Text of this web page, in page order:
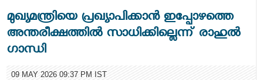
മുഖ്യമന്ത്രിയെ പ്രഖ്യാപിക്കാന്‍ ഇപ്പോഴത്തെ
അന്തരീക്ഷത്തില്‍ സാധിക്കില്ലെന്ന് രാഹുല്‍
ഗാന്ധി
09 MAY 2026 09:37 PM IST